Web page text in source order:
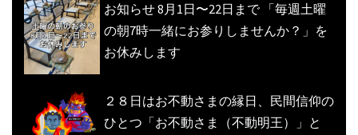
お知らせ 8月1日〜22日まで 「毎週土曜
の朝7時一緒にお参りしませんか？」を
お休みします
２８日はお不動さまの縁日、民間信仰の
ひとつ「お不動さま（不動明王）」と